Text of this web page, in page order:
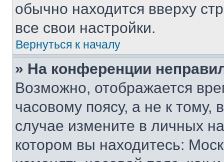
обычно находится вверху
все свои настройки.
Вернуться к началу
» На конференции
Возможно, отображается
часовому поясу, а не к тому,
случае измените в личных
котором вы находитесь: